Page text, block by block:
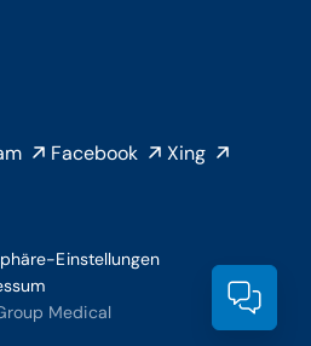
Facebook Xing
Medical
Einstellungen